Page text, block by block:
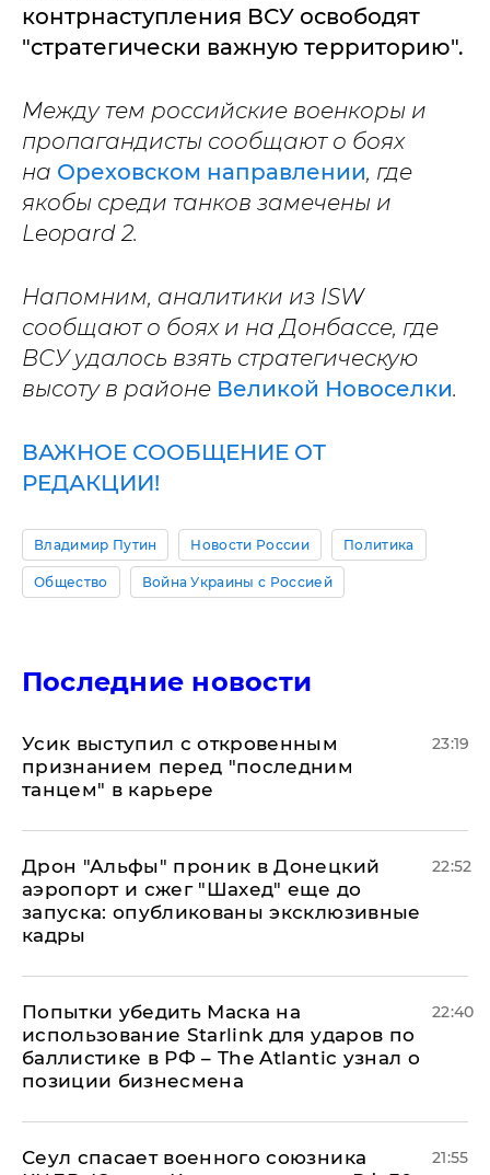
контрнаступления ВСУ освободят
"стратегически важную территорию".
Между тем российские военкоры и
пропагандисты сообщают о боях
на Ореховском направлении, где
якобы среди танков замечены и
Leopard 2.
Напомним, аналитики из ISW
сообщают о боях и на Донбассе, где
ВСУ удалось взять стратегическую
высоту в районе Великой Новоселки.
ВАЖНОЕ СООБЩЕНИЕ ОТ
РЕДАКЦИИ!
Владимир Путин Новости России Политика
Общество Война Украины с Россией
Последние новости
Усик выступил с откровенным
признанием перед "последним
танцем" в карьере
23:19
Дрон "Альфы" проник в Донецкий
аэропорт и сжег "Шахед" еще до
запуска: опубликованы эксклюзивные
кадры
22:52
Попытки убедить Маска на
использование Starlink для ударов по
баллистике в РФ – The Atlantic узнал о
позиции бизнесмена
22:40
​Сеул спасает военного союзника
21:55